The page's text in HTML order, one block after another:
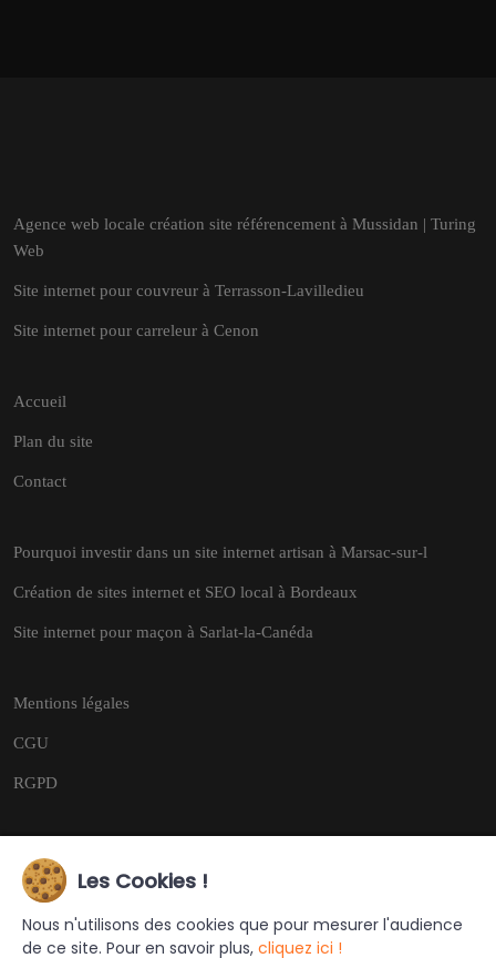
Agence web locale création site référencement à Mussidan | Turing
Web
Site internet pour couvreur à Terrasson-Lavilledieu
Site internet pour carreleur à Cenon
Accueil
Plan du site
Contact
Pourquoi investir dans un site internet artisan à Marsac-sur-l
Création de sites internet et SEO local à Bordeaux
Site internet pour maçon à Sarlat-la-Canéda
Mentions légales
CGU
RGPD
Copyright © 2026
Ce site a été créé et est géré par Turing Web
Les Cookies !
Nous n'utilisons des cookies que pour mesurer l'audience
de ce site. Pour en savoir plus, cliquez ici !